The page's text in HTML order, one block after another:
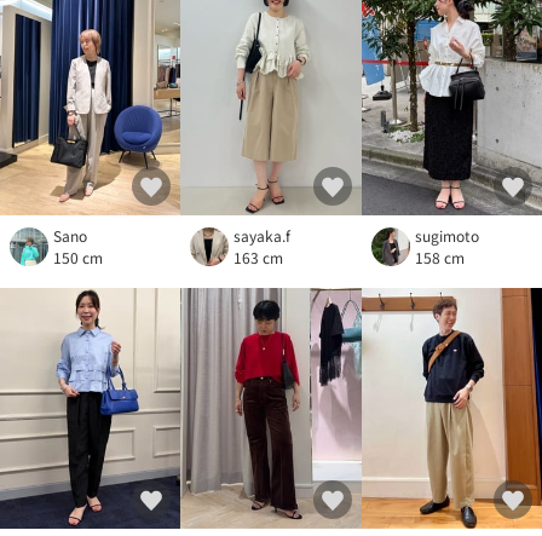
Sano
150 cm
sayaka.f
163 cm
sugimoto
158 cm